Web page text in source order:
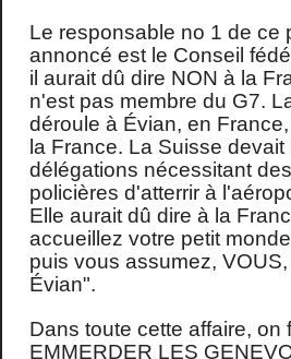
Le responsable no 1 de ce
annoncé est le Conseil
il aurait dû dire NON à la
n'est pas membre du G7.
déroule à Évian, en
la France. La Suisse devait
délégations nécessitant
policières d'atterrir à
Elle aurait dû dire à la
accueillez votre petit
puis vous assumez,
Évian".
Dans toute cette affaire, on
EMMERDER LES